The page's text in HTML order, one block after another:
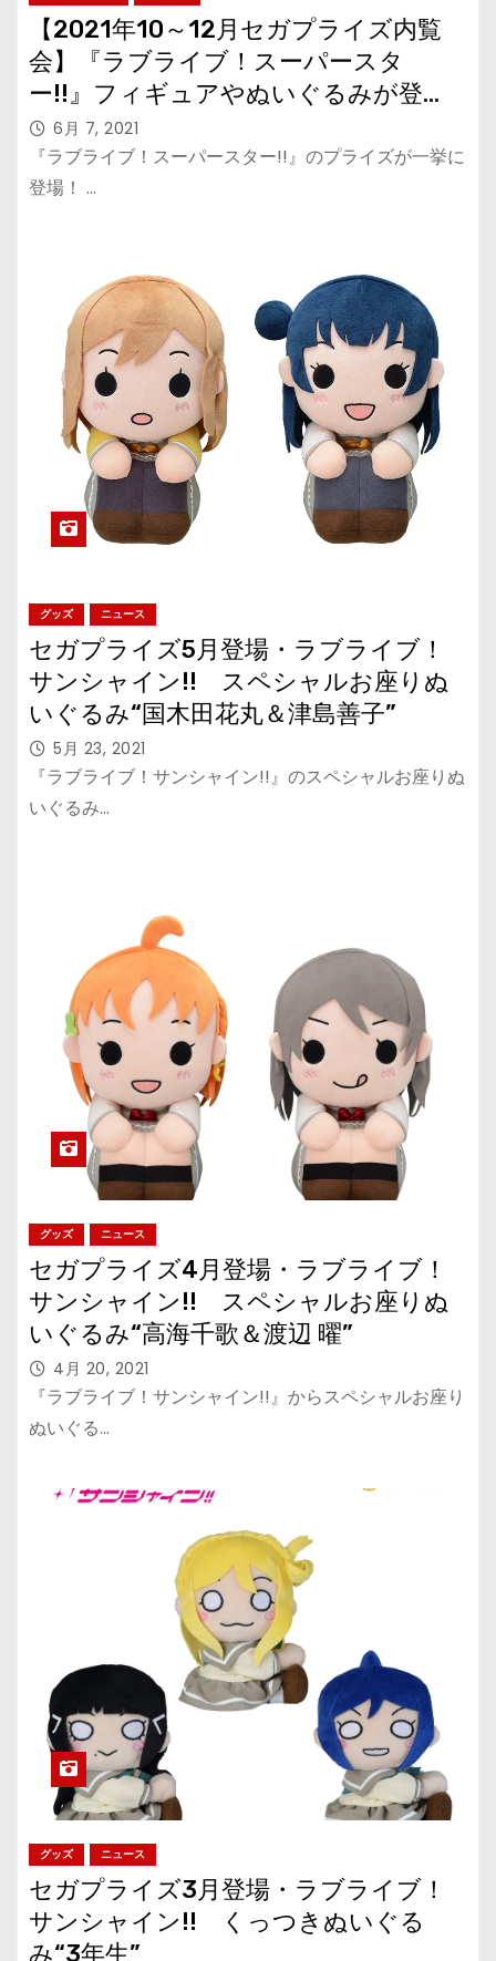
【2021年10～12月セガプライズ内覧
会】『ラブライブ！スーパースタ
ー!!』フィギュアやぬいぐるみが登
場！『ラブライブ！サンシャイン!!』
は「smile smile ship start!」衣装の寝
そべりぬいぐるみ！
6月 7, 2021
『ラブライブ！スーパースター!!』のプライズが一挙に
登場！ …
グッズ ニュース
セガプライズ5月登場・ラブライブ！
サンシャイン!! スペシャルお座りぬ
いぐるみ“国木田花丸＆津島善子”
5月 23, 2021
『ラブライブ！サンシャイン!!』のスペシャルお座りぬ
いぐるみ…
グッズ ニュース
セガプライズ4月登場・ラブライブ！
サンシャイン!! スペシャルお座りぬ
いぐるみ“高海千歌＆渡辺 曜”
4月 20, 2021
『ラブライブ！サンシャイン!!』からスペシャルお座り
ぬいぐる…
グッズ ニュース
セガプライズ3月登場・ラブライブ！
サンシャイン!! くっつきぬいぐる
み“3年生”